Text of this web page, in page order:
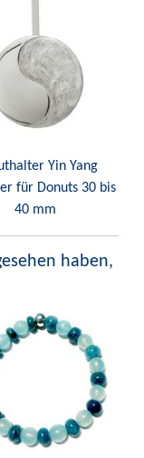
Yin Yang
für Donuts 30 bis
40 mm
haben,